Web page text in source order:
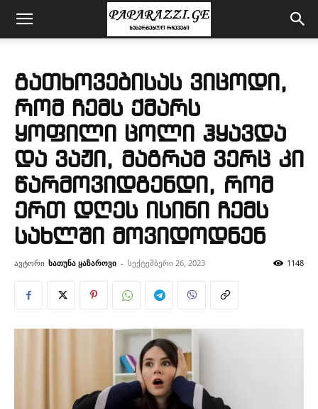
გათხოვებისას ვიცოდი,
რომ ჩემს ქმარს
ყოფილი ცოლი ჰყავდა
და ვაჟი, მაგრამ ვერც კი
წარმოვიდგენდი, რომ
ერთ დღეს ისინი ჩემს
სახლში მოვიდოდნენ
ავტორი ხათუნა ყაზაროვი - სექტემბერი 26, 2023 1148